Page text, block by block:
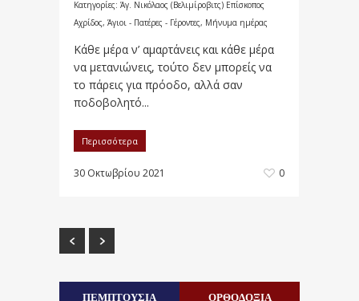
Κατηγορίες: Άγ. Νικόλαος (Βελιμίροβιτς) Επίσκοπος
Αχρίδος, Άγιοι - Πατέρες - Γέροντες, Μήνυμα ημέρας
Κάθε μέρα ν’ αμαρτάνεις και κάθε μέρα
να μετανιώνεις, τούτο δεν μπορείς να
το πάρεις για πρόοδο, αλλά σαν
ποδοβολητό...
Περισσότερα
30 Οκτωβρίου 2021 0
ΠΕΜΠΤΟΥΣΙΑ ΟΡΘΟΔΟΞΙΑ